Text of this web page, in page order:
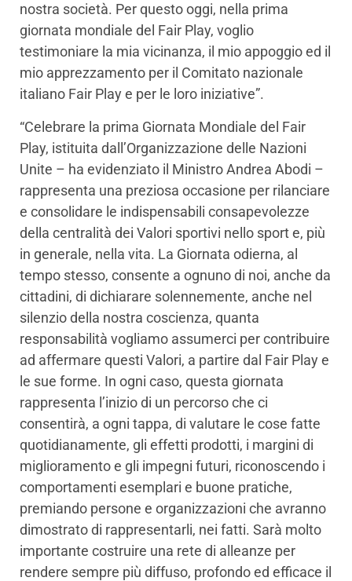
nostra società. Per questo oggi, nella prima
giornata mondiale del Fair Play, voglio
testimoniare la mia vicinanza, il mio appoggio ed il
mio apprezzamento per il Comitato nazionale
italiano Fair Play e per le loro iniziative”.
“Celebrare la prima Giornata Mondiale del Fair
Play, istituita dall’Organizzazione delle Nazioni
Unite – ha evidenziato il Ministro Andrea Abodi –
rappresenta una preziosa occasione per rilanciare
e consolidare le indispensabili consapevolezze
della centralità dei Valori sportivi nello sport e, più
in generale, nella vita. La Giornata odierna, al
tempo stesso, consente a ognuno di noi, anche da
cittadini, di dichiarare solennemente, anche nel
silenzio della nostra coscienza, quanta
responsabilità vogliamo assumerci per contribuire
ad affermare questi Valori, a partire dal Fair Play e
le sue forme. In ogni caso, questa giornata
rappresenta l’inizio di un percorso che ci
consentirà, a ogni tappa, di valutare le cose fatte
quotidianamente, gli effetti prodotti, i margini di
miglioramento e gli impegni futuri, riconoscendo i
comportamenti esemplari e buone pratiche,
premiando persone e organizzazioni che avranno
dimostrato di rappresentarli, nei fatti. Sarà molto
importante costruire una rete di alleanze per
rendere sempre più diffuso, profondo ed efficace il